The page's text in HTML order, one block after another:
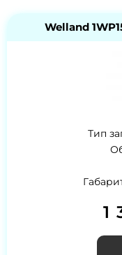
Welland
Тип
1